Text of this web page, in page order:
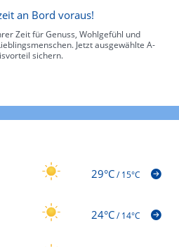
an Bord voraus!
Zeit für Genuss, Wohlgefühl und
Jetzt ausgewählte A-
sichern.
29°C/15°C
24°C/14°C